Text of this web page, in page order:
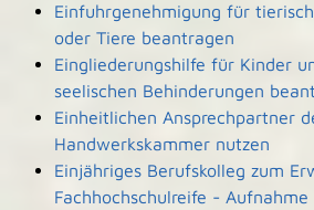
Einfuhrgenehmigung für
oder Tiere beantragen
Eingliederungshilfe für Kinder
seelischen Behinderungen
Einheitlichen Ansprechpartner
Handwerkskammer nutzen
Einjähriges Berufskolleg zum
Fachhochschulreife -